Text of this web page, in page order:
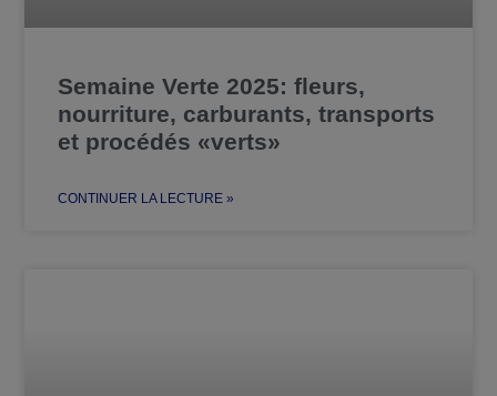
Semaine Verte 2025: fleurs,
nourriture, carburants, transports
et procédés «verts»
CONTINUER LA LECTURE »